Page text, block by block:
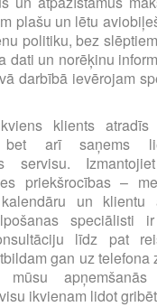
plašu un lētu
politiku, bez
dati un norēķinu
darbībā ievērojam
klients
bet arī saņems
servisu.
priekšrocības –
un klientu
speciālisti
līdz pat
gan uz telefona
ikvienam lidot